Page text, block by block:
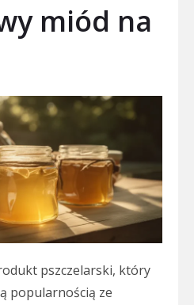
miód na
pszczelarski, który
popularnością ze